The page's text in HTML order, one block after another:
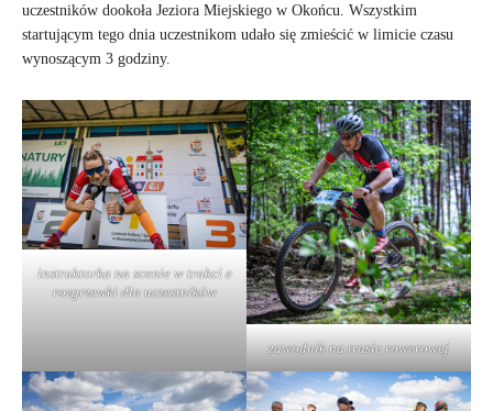
uczestników dookoła Jeziora Miejskiego w Okońcu. Wszystkim
startującym tego dnia uczestnikom udało się zmieścić w limicie czasu
wynoszącym 3 godziny.
instruktorka na scenie w trakci e
rozgrzewki dla uczestników
zawodnik na trasie rowerowej